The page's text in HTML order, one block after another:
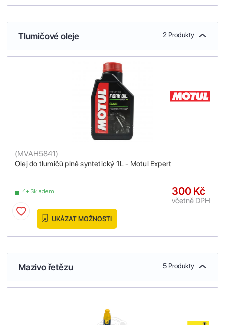
Tlumičové oleje 2 Produkty
Olej do tlumičů plně syntetický 1L - Motul Expert
(MVAH5841)
4+ Skladem 300 Kč
včetně DPH
UKÁZAT MOŽNOSTI
Mazivo řetězu 5 Produkty